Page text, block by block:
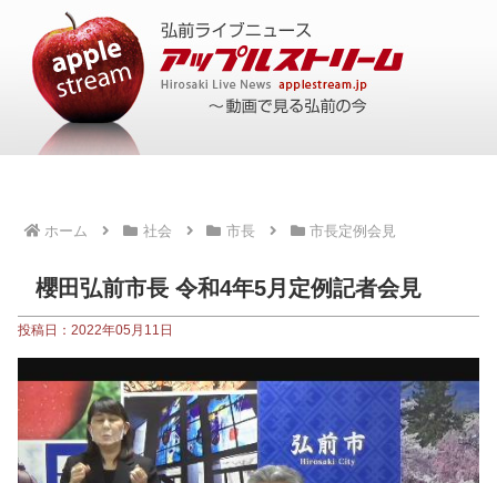
ホーム 社会 市長 市長定例会見
櫻田弘前市長 令和4年5月定例記者会見
投稿日：2022年05月11日